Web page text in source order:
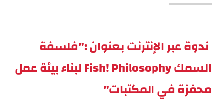
ندوة عبر الإنترنت بعنوان :"فلسفة
السمك Fish! Philosophy لبناء بيئة عمل
محفزة في المكتبات"